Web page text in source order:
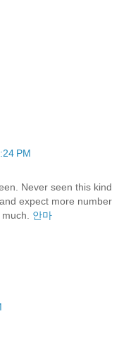
PM
Never seen this kind
expect more number
안마